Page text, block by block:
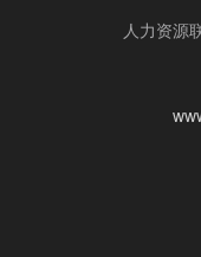
人力资源